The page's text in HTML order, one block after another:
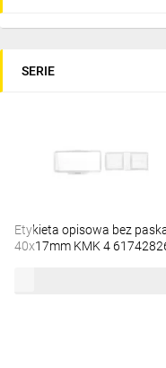
SERIE
Etykieta opisowa bez
40x17mm KMK 4